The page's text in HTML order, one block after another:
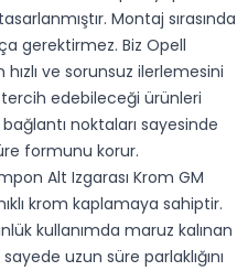
Montaj sırasında
gerektirmez. Biz Opell
ve sorunsuz ilerlemesini
edebileceği ürünleri
noktaları sayesinde
formunu korur.
Alt Izgarası Krom GM
krom kaplamaya sahiptir.
kullanımda maruz kalınan
uzun süre parlaklığını